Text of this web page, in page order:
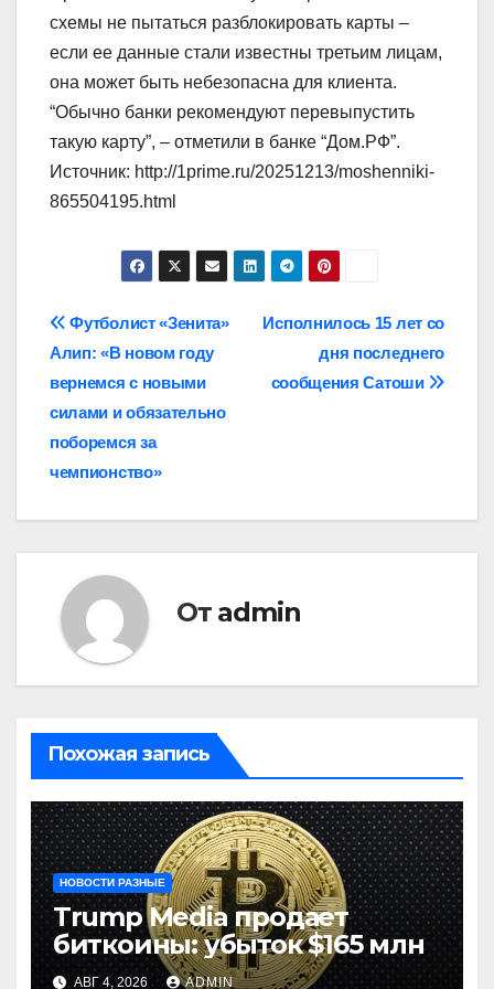
схемы не пытаться разблокировать карты –
если ее данные стали известны третьим лицам,
она может быть небезопасна для клиента.
“Обычно банки рекомендуют перевыпустить
такую карту”, – отметили в банке “Дом.РФ”.
Источник: http://1prime.ru/20251213/moshenniki-
865504195.html
Навигация
по
записям
Исполнилось 15 лет со
дня последнего
сообщения Сатоши
Футболист «Зенита»
Алип: «В новом году
вернемся с новыми
силами и обязательно
поборемся за
чемпионство»
От admin
Похожая запись
НОВОСТИ РАЗНЫЕ
Trump Media продает
биткоины: убыток $165 млн
АВГ 4, 2026 ADMIN